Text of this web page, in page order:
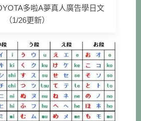
多啦A夢真人廣告學日文
（1/26更新）